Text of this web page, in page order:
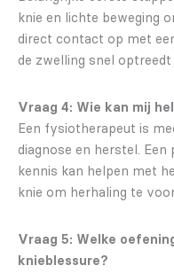
knie en lichte beweging
direct contact op met
de zwelling snel
Vraag 4: Wie kan mij
Een fysiotherapeut is
diagnose en herstel.
kennis kan helpen met
knie om herhaling te
Vraag 5: Welke
knieblessure?